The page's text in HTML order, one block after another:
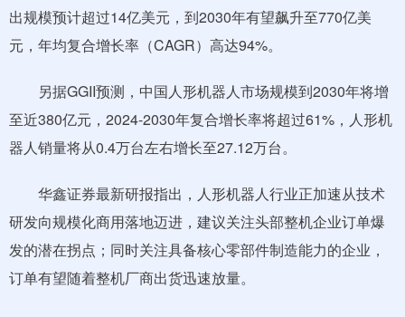
出规模预计超过14亿美元，到2030年有望飙升至770亿美
元，年均复合增长率（CAGR）高达94%。
另据GGII预测，中国人形机器人市场规模到2030年将增
至近380亿元，2024-2030年复合增长率将超过61%，人形机
器人销量将从0.4万台左右增长至27.12万台。
华鑫证券最新研报指出，人形机器人行业正加速从技术
研发向规模化商用落地迈进，建议关注头部整机企业订单爆
发的潜在拐点；同时关注具备核心零部件制造能力的企业，
订单有望随着整机厂商出货迅速放量。